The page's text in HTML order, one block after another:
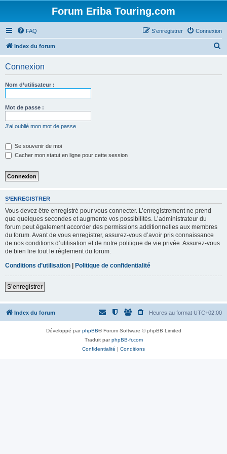
Forum Eriba Touring.com
FAQ Connexion
S’enregistrer
Index du forum
Connexion
Nom d’utilisateur :
Mot de passe :
J’ai oublié mon mot de passe
Se souvenir de moi
Cacher mon statut en ligne pour cette session
S’ENREGISTRER
Vous devez être enregistré pour vous connecter. L’enregistrement ne prend
que quelques secondes et augmente vos possibilités. L’administrateur du
forum peut également accorder des permissions additionnelles aux membres
du forum. Avant de vous enregistrer, assurez-vous d’avoir pris connaissance
de nos conditions d’utilisation et de notre politique de vie privée. Assurez-vous
de bien lire tout le règlement du forum.
Conditions d’utilisation | Politique de confidentialité
S’enregistrer
Index du forum Heures au format UTC+02:00
Développé parphpBB® Forum Software © phpBB Limited
Traduit parphpBB-fr.com
Confidentialité | Conditions